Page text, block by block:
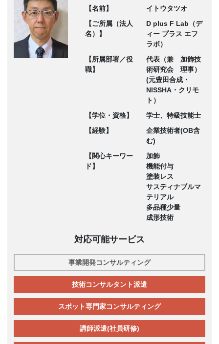
【名前】
イトウタツオ
【ご所属（法人
名）】
D plus F Lab（デ
ィー プラス エフ
ラボ）
【所属部署／役
職】
代表（兼 加飾技
術研究会 理事）
(元豊田合成・
NISSHA・クリモ
ト）
【学位・資格】
学士、特級技能士
【経験】
企業技術者(OB含
む)
【関心キーワー
ド】
加飾
機能付与
塗装レス
サスティナブルマ
テリアル
多品種少量
成形技術
対応可能サービス
事業開発コンサルティング
技術コンサルタント派遣
スポット専門家コンサルティング
講師派遣(社員研修)